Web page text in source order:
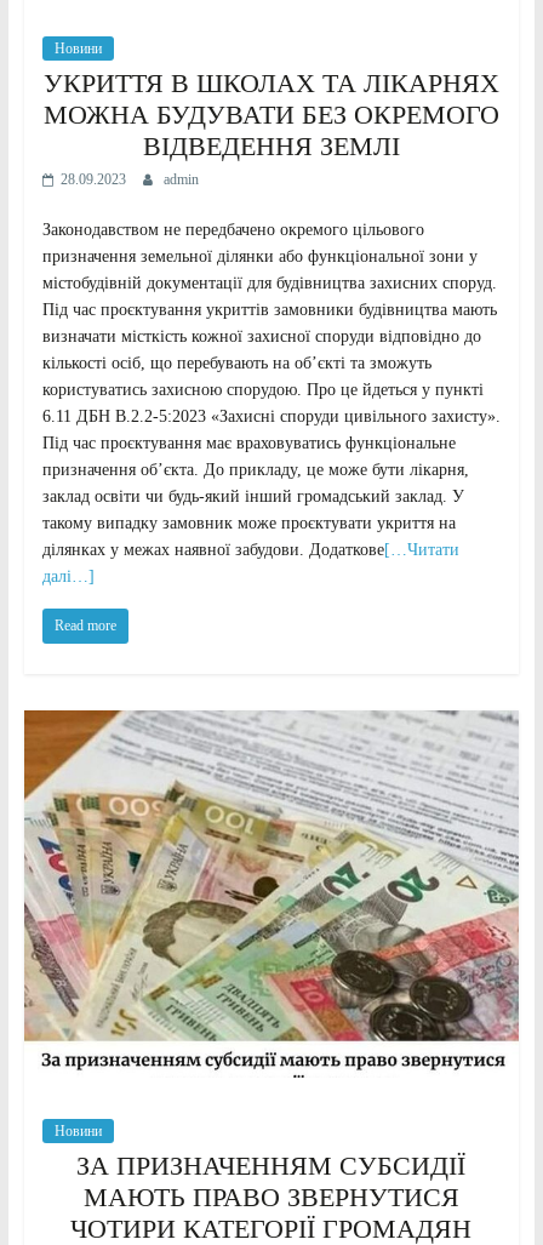
Новини
УКРИТТЯ В ШКОЛАХ ТА ЛІКАРНЯХ
МОЖНА БУДУВАТИ БЕЗ ОКРЕМОГО
ВІДВЕДЕННЯ ЗЕМЛІ
28.09.2023 admin
Законодавством не передбачено окремого цільового
призначення земельної ділянки або функціональної зони у
містобудівній документації для будівництва захисних споруд.
Під час проєктування укриттів замовники будівництва мають
визначати місткість кожної захисної споруди відповідно до
кількості осіб, що перебувають на об’єкті та зможуть
користуватись захисною спорудою. Про це йдеться у пункті
6.11 ДБН В.2.2-5:2023 «Захисні споруди цивільного захисту».
Під час проєктування має враховуватись функціональне
призначення об’єкта. До прикладу, це може бути лікарня,
заклад освіти чи будь-який інший громадський заклад. У
такому випадку замовник може проєктувати укриття на
ділянках у межах наявної забудови. Додаткове[…Читати
далі…]
Read more
Новини
ЗА ПРИЗНАЧЕННЯМ СУБСИДІЇ
МАЮТЬ ПРАВО ЗВЕРНУТИСЯ
ЧОТИРИ КАТЕГОРІЇ ГРОМАДЯН